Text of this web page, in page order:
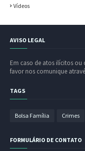
Vídeos
AVISO LEGAL
Em caso de atos ilícitos
favor nos comunique
TAGS
Bolsa Família Crimes
FORMULÁRIO DE CONTATO